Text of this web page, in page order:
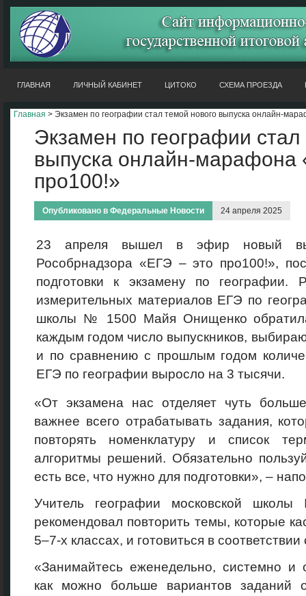
ГЛАВНАЯ ЛИЧНЫЙ КАБИНЕТ ЦИТОКО СХЕМА ПРОЕЗДА
Главная > Экзамен по географии стал темой нового выпуска онлайн-
Экзамен по географии
выпуска онлайн-марафона
про100!»
Опубликовано в Федеральные Новости 24 апреля 2025
23 апреля вышел в эфир новый
Рособрнадзора «ЕГЭ – это про100!»,
подготовки к экзамену по географии.
измерительных материалов ЕГЭ по
школы № 1500 Майя Онищенко
каждым годом число выпускников,
и по сравнению с прошлым годом
ЕГЭ по географии выросло на 3 тысячи.
«От экзамена нас отделяет чуть
важнее всего отрабатывать задания,
повторять номенклатуру и список
алгоритмы решений. Обязательно
есть все, что нужно для подготовки», –
Учитель географии московской
рекомендовал повторить темы, которые
5–7-х классах, и готовиться в
«Занимайтесь еженедельно, системно и
как можно больше вариантов заданий